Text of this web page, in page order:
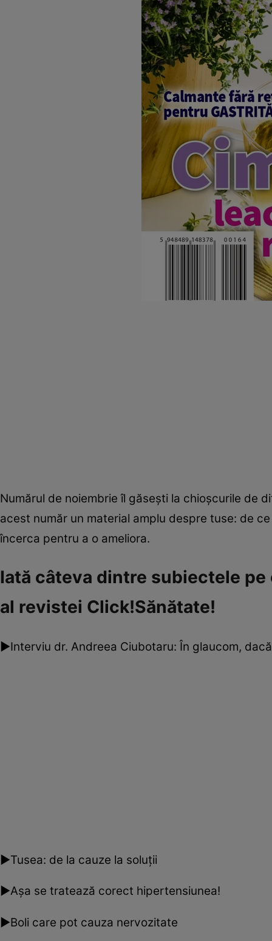
Numărul de noiembrie îl găseşti la chioşcurile de
acest număr un material amplu despre tuse: de
încerca pentru a o ameliora.
Iată câteva dintre subiectele
al revistei Click!Sănătate!
►Interviu dr. Andreea Ciubotaru: În glaucom,
►Tusea: de la cauze la soluţii
►Aşa se tratează corect hipertensiunea!
►Boli care pot cauza nervozitate